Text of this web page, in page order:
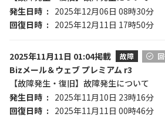
発生日時
2025年12月06日 08時30分
回復日時
2025年12月11日 17時50分
2025年11月11日 01:04掲載 故障
Bizメール＆ウェブ プレミアム r3
【故障発生・復旧】故障発生について
発生日時
2025年11月10日 23時16分
回復日時
2025年11月11日 00時46分